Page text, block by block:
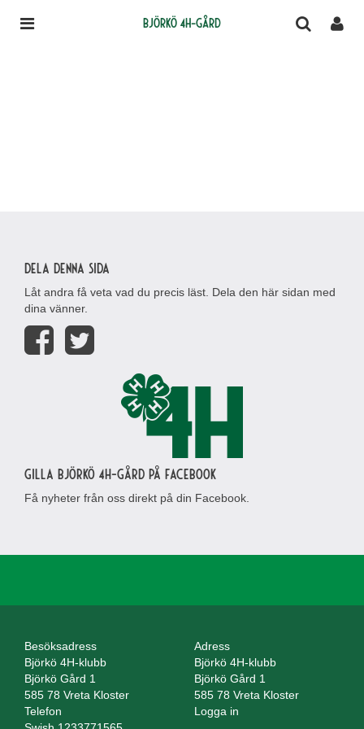
Björkö 4H-gård
Dela denna sida
Låt andra få veta vad du precis läst. Dela den här sidan med
dina vänner.
Gilla Björkö 4H-gård på Facebook
Få nyheter från oss direkt på din Facebook.
Besöksadress
Björkö 4H-klubb
Björkö Gård 1
585 78 Vreta Kloster
Adress
Björkö 4H-klubb
Björkö Gård 1
585 78 Vreta Kloster
Telefon
Logga in